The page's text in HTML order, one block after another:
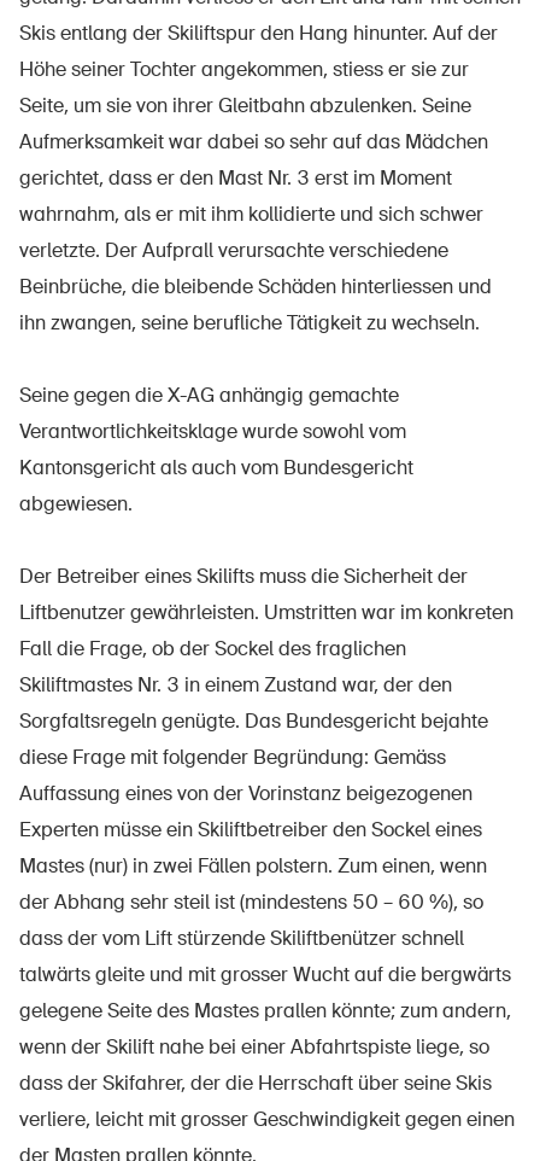
Postes vacants
Commander et télécharger
Cours et événements
Aspects juridiques
Délégués à la sécurité et communes
Skis entlang der Skiliftspur den Hang hinunter. Auf der
Höhe seiner Tochter angekommen, stiess er sie zur
Seite, um sie von ihrer Gleitbahn abzulenken. Seine
Aufmerksamkeit war dabei so sehr auf das Mädchen
gerichtet, dass er den Mast Nr. 3 erst im Moment
wahrnahm, als er mit ihm kollidierte und sich schwer
verletzte. Der Aufprall verursachte verschiedene
Beinbrüche, die bleibende Schäden hinterliessen und
ihn zwangen, seine berufliche Tätigkeit zu wechseln.
Seine gegen die X-AG anhängig gemachte
Verantwortlichkeitsklage wurde sowohl vom
Kantonsgericht als auch vom Bundesgericht
abgewiesen.
Der Betreiber eines Skilifts muss die Sicherheit der
Liftbenutzer gewährleisten. Umstritten war im konkreten
Fall die Frage, ob der Sockel des fraglichen
Skiliftmastes Nr. 3 in einem Zustand war, der den
Sorgfaltsregeln genügte. Das Bundesgericht bejahte
diese Frage mit folgender Begründung: Gemäss
Auffassung eines von der Vorinstanz beigezogenen
Experten müsse ein Skiliftbetreiber den Sockel eines
Mastes (nur) in zwei Fällen polstern. Zum einen, wenn
der Abhang sehr steil ist (mindestens 50 – 60 %), so
dass der vom Lift stürzende Skiliftbenützer schnell
talwärts gleite und mit grosser Wucht auf die bergwärts
gelegene Seite des Mastes prallen könnte; zum andern,
wenn der Skilift nahe bei einer Abfahrtspiste liege, so
dass der Skifahrer, der die Herrschaft über seine Skis
verliere, leicht mit grosser Geschwindigkeit gegen einen
der Masten prallen könnte.